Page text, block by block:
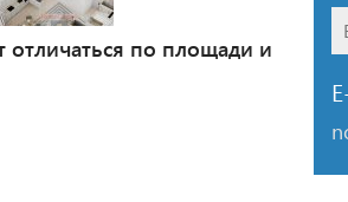
отличаться по площади и